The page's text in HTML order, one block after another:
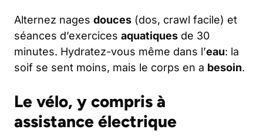
Alternez nages douces (dos, crawl facile) et
séances d’exercices aquatiques de 30
minutes. Hydratez-vous même dans l’eau: la
soif se sent moins, mais le corps en a besoin.
Le vélo, y compris à
assistance électrique